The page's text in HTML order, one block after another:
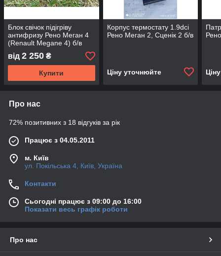
Блок свічок підігріву
антифризу Рено Меган 4
(Renault Megane 4) б/в
від 2 250 ₴
Купити
Корпус термостату 1.9dci
Рено Меган 2, Сценік 2 б/в
Ціну уточнюйте
Про нас
72% позитивних з 18 відгуків за рік
Працює з 04.05.2011
м. Київ
ул. Покільська 4, Київ, Україна
Контакти
Сьогодні працює з 09:00 до 16:00
Показати весь графік роботи
Про нас